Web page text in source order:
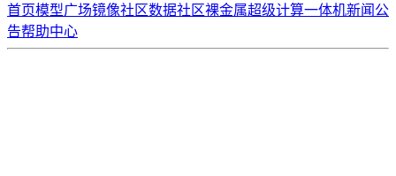
首页模型广场镜像社区数据社区裸金属超级计算一体机新闻公
告帮助中心